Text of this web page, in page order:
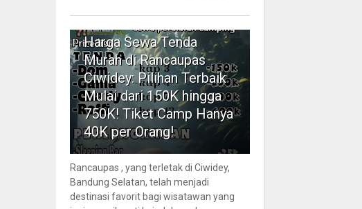
6
Harga Sewa Tenda
Murah di Rancaupas
Ciwidey: Pilihan Terbaik
Mulai dari 150K hingga
750K! Tiket Camp Hanya
40K per Orang!
Rancaupas , yang terletak di Ciwidey,
Bandung Selatan, telah menjadi
destinasi favorit bagi wisatawan yang